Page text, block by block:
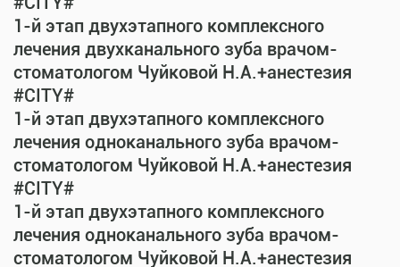
1-й этап двухэтапного комплексного
лечения двухканального зуба врачом-
стоматологом Чуйковой Н.А.+анестезия
#CITY#
1-й этап двухэтапного комплексного
лечения одноканального зуба врачом-
стоматологом Чуйковой Н.А.+анестезия
#CITY#
1-й этап двухэтапного комплексного
лечения одноканального зуба врачом-
стоматологом Чуйковой Н.А.+анестезия